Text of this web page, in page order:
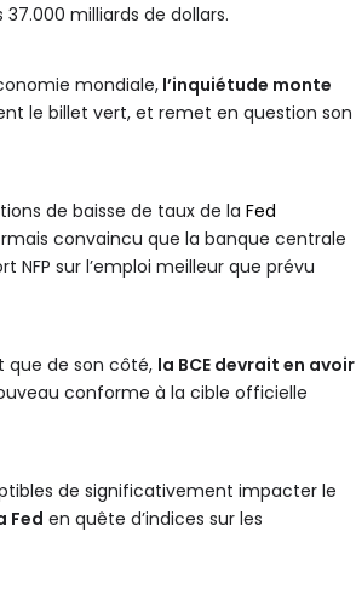
milliards de dollars.
mondiale, l’inquiétude monte
le billet vert, et remet en question son
de baisse de taux de la Fed
convaincu que la banque centrale
NFP sur l’emploi meilleur que prévu
que de son côté, la BCE devrait en avoir
conforme à la cible officielle
de significativement impacter le
Fed en quête d’indices sur les